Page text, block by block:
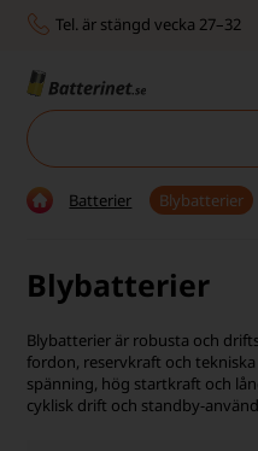
Tel. är stängd vecka 27–32
Snabb leverans - 1-3 dagar
Fasta låga priser
Bra
Batterier Blybatterier
Blybatterier
Blybatterier är robusta och
fordon, reservkraft och
spänning, hög startkraft och
cyklisk drift och standby-